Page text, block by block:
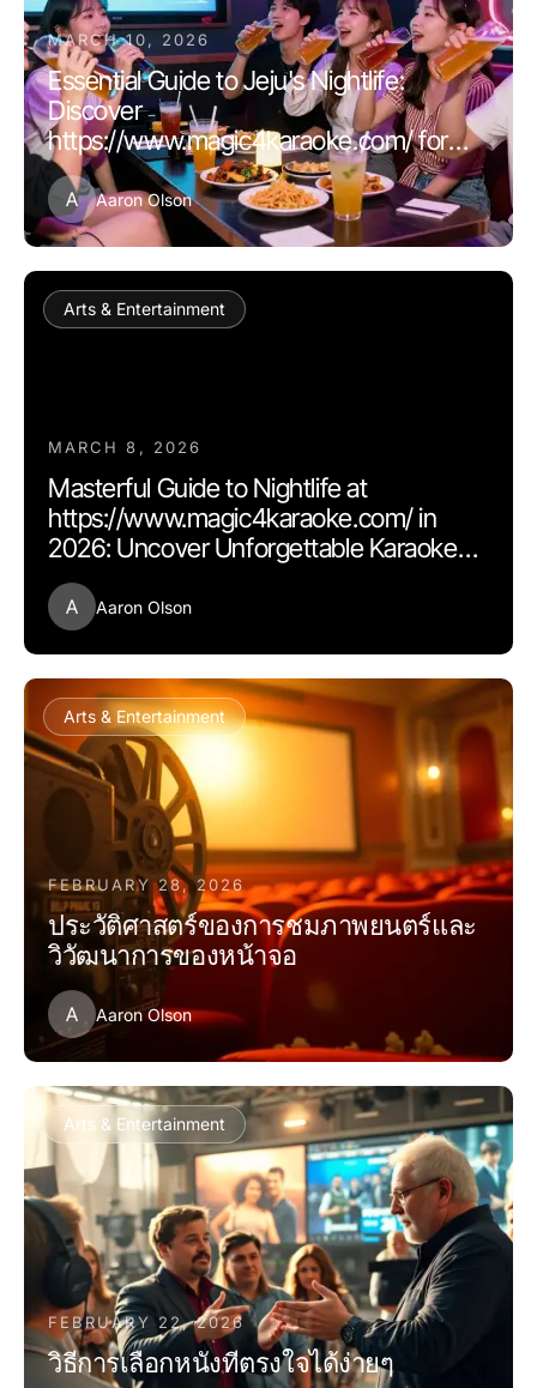
MARCH 10, 2026
Essential Guide to Jeju's Nightlife:
Discover
https://www.magic4karaoke.com/ for
2026 Experiences
A Aaron Olson
Arts & Entertainment
MARCH 8, 2026
Masterful Guide to Nightlife at
https://www.magic4karaoke.com/ in
2026: Uncover Unforgettable Karaoke
Experiences
A Aaron Olson
Arts & Entertainment
FEBRUARY 28, 2026
ประวัติศาสตร์ของการชมภาพยนตร์และ
วิวัฒนาการของหน้าจอ
A Aaron Olson
Arts & Entertainment
FEBRUARY 22, 2026
วิธีการเลือกหนังที่ตรงใจได้ง่ายๆ